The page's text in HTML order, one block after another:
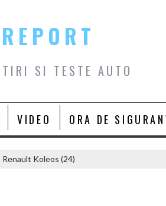
SI TESTE AUTO
VIDEO ORA DE
Koleos (24)